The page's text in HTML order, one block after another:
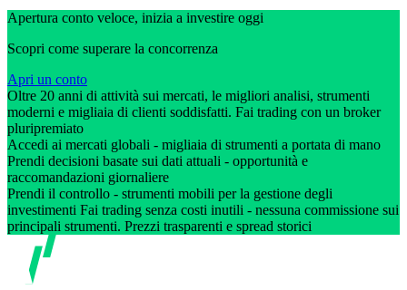
Apertura conto veloce, inizia a investire oggi
Scopri come superare la concorrenza
Apri un conto
Oltre 20 anni di attività sui mercati, le migliori analisi, strumenti
moderni e migliaia di clienti soddisfatti. Fai trading con un broker
pluripremiato
Accedi ai mercati globali - migliaia di strumenti a portata di mano
Prendi decisioni basate sui dati attuali - opportunità e
raccomandazioni giornaliere
Prendi il controllo - strumenti mobili per la gestione degli
investimenti Fai trading senza costi inutili - nessuna commissione sui
principali strumenti. Prezzi trasparenti e spread storici